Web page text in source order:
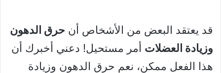
قد يعتقد البعض من الأشخاص أن حرق الدهون
وزيادة العضلات أمر مستحيل! دعني أخبرك أن
هذا الفعل ممكن، نعم حرق الدهون وزيادة